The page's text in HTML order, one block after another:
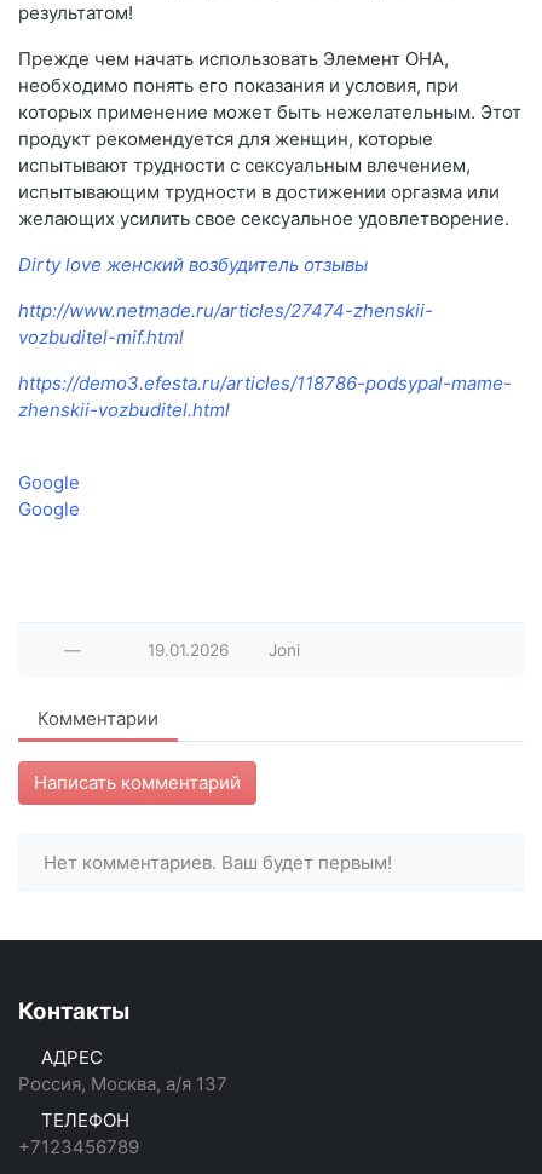
результатом!
Прежде чем начать использовать Элемент ОНА,
необходимо понять его показания и условия, при
которых применение может быть нежелательным. Этот
продукт рекомендуется для женщин, которые
испытывают трудности с сексуальным влечением,
испытывающим трудности в достижении оргазма или
желающих усилить свое сексуальное удовлетворение.
Dirty love женский возбудитель отзывы
http://www.netmade.ru/articles/27474-zhenskii-
vozbuditel-mif.html
https://demo3.efesta.ru/articles/118786-podsypal-mame-
zhenskii-vozbuditel.html
Google
Google
— 19.01.2026 Joni
Комментарии
Написать комментарий
Нет комментариев. Ваш будет первым!
Контакты
АДРЕС
Россия, Москва, а/я 137
ТЕЛЕФОН
+7123456789